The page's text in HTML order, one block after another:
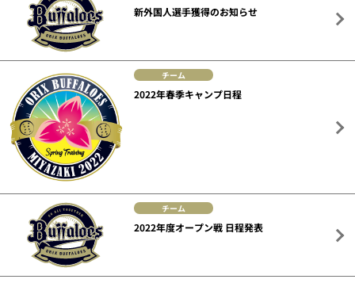
新外国人選手獲得のお知らせ
チーム
2022年春季キャンプ日程
チーム
2022年度オープン戦 日程発表